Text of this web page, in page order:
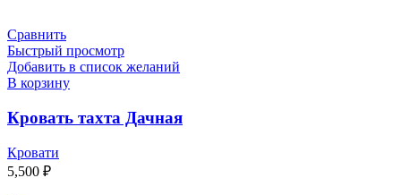
Сравнить
Быстрый просмотр
Добавить в список желаний
В корзину
Кровать тахта Дачная
Кровати
5,500 ₽